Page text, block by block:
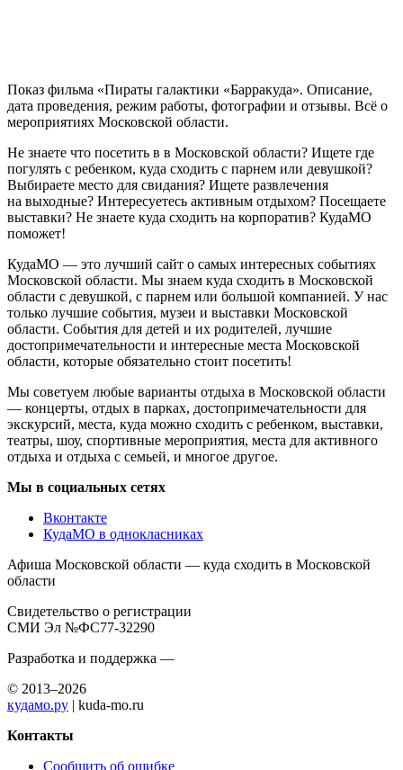
Показ фильма «Пираты галактики «Барракуда». Описание,
дата проведения, режим работы, фотографии и отзывы. Всё о
мероприятиях Московской области.
Не знаете что посетить в в Московской области? Ищете где
погулять с ребенком, куда сходить с парнем или девушкой?
Выбираете место для свидания? Ищете развлечения
на выходные? Интересуетесь активным отдыхом? Посещаете
выставки? Не знаете куда сходить на корпоратив? КудаМО
поможет!
КудаМО — это лучший сайт о самых интересных событиях
Московской области. Мы знаем куда сходить в Московской
области с девушкой, с парнем или большой компанией. У нас
только лучшие события, музеи и выставки Московской
области. События для детей и их родителей, лучшие
достопримечательности и интересные места Московской
области, которые обязательно стоит посетить!
Мы советуем любые варианты отдыха в Московской области
— концерты, отдых в парках, достопримечательности для
экскурсий, места, куда можно сходить с ребенком, выставки,
театры, шоу, спортивные мероприятия, места для активного
отдыха и отдыха с семьей, и многое другое.
Мы в социальных сетях
Вконтакте
КудаМО в однокласниках
Афиша Московской области — куда сходить в Московской
области
Свидетельство о регистрации
СМИ Эл №ФС77-32290
Разработка и поддержка —
© 2013–2026
кудамо.ру | kuda-mo.ru
Контакты
Сообщить об ошибке